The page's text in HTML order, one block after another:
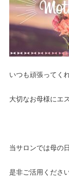
いつも頑張ってく
大切なお母様にエ
当サロンでは母の
是非ご活用くださ